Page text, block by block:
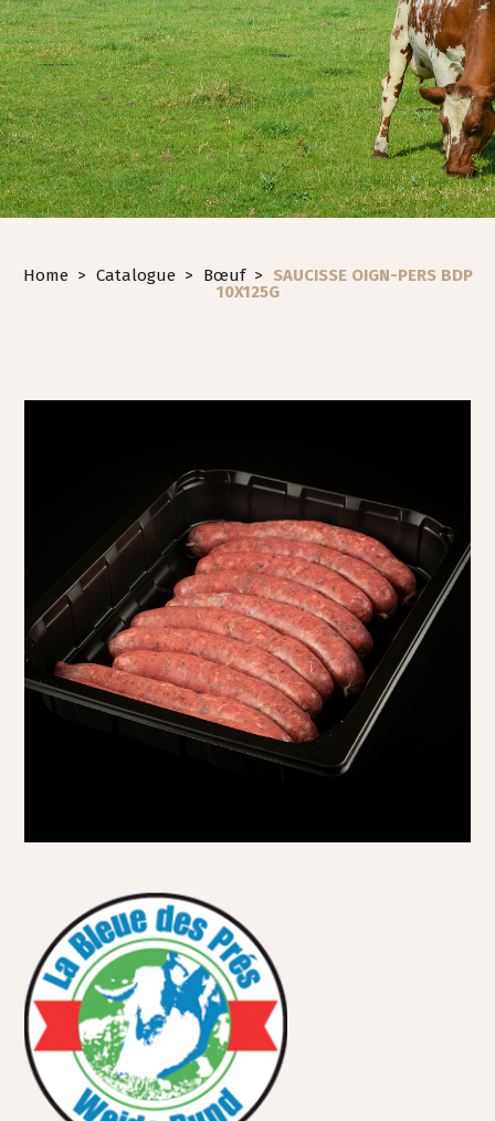
Home > Catalogue > Bœuf >
SAUCISSE OIGN-PERS BDP
10X125G